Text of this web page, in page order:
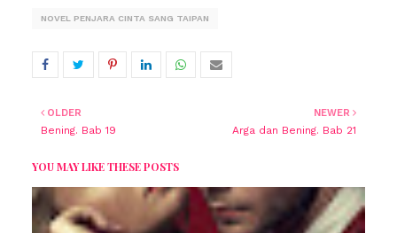
NOVEL PENJARA CINTA SANG TAIPAN
NEWER
Arga dan Bening. Bab 21
OLDER
Bening. Bab 19
YOU MAY LIKE THESE POSTS